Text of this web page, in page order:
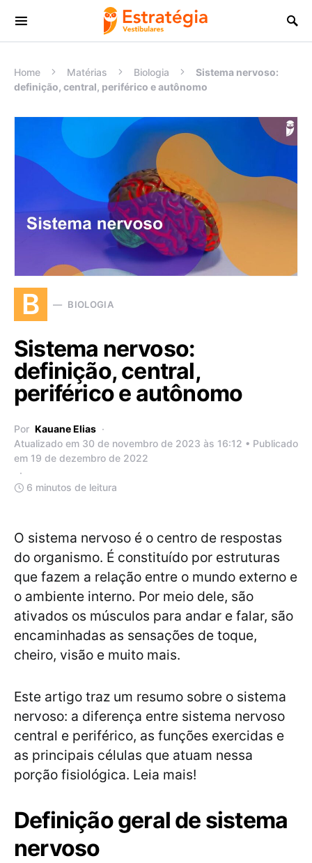
Procurar:
Home Matérias Biologia
Sistema nervoso:
definição, central, periférico e autônomo
B BIOLOGIA
Sistema nervoso:
definição, central,
periférico e autônomo
Por Kauane Elias
Atualizado em 30 de novembro de 2023 às 16:12 • Publicado
em 19 de dezembro de 2022
6 minutos de leitura
O sistema nervoso é o centro de respostas
do organismo. É constituído por estruturas
que fazem a relação entre o mundo externo e
o ambiente interno. Por meio dele, são
ativados os músculos para andar e falar, são
encaminhadas as sensações de toque,
cheiro, visão e muito mais.
Este artigo traz um resumo sobre o sistema
nervoso: a diferença entre sistema nervoso
central e periférico, as funções exercidas e
as principais células que atuam nessa
porção fisiológica. Leia mais!
Definição geral de sistema
nervoso